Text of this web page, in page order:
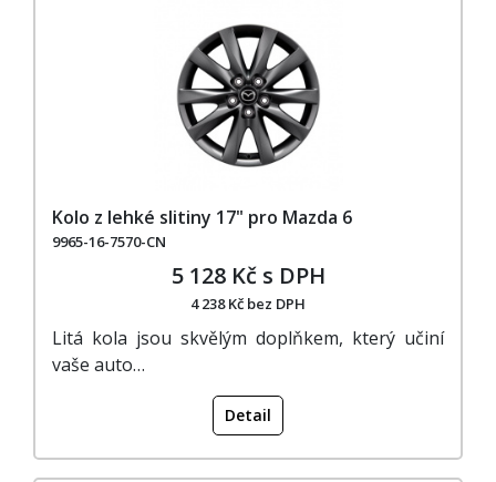
Kolo z lehké slitiny 17" pro Mazda 6
9965-16-7570-CN
5 128 Kč s DPH
4 238 Kč bez DPH
Litá kola jsou skvělým doplňkem, který učiní
vaše auto…
Detail